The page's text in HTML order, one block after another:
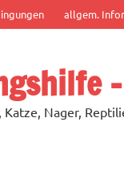
allgem.
Nager,